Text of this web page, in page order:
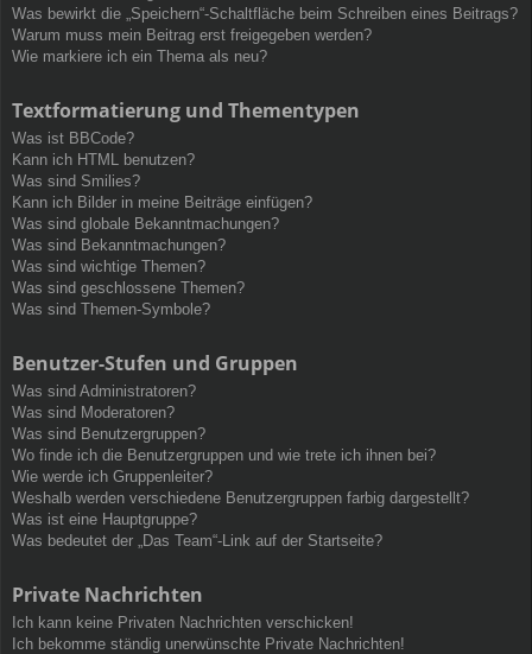
Was bewirkt die „Speichern“-Schaltfläche beim Schreiben eines Beitrags?
Warum muss mein Beitrag erst freigegeben werden?
Wie markiere ich ein Thema als neu?
Textformatierung und Thementypen
Was ist BBCode?
Kann ich HTML benutzen?
Was sind Smilies?
Kann ich Bilder in meine Beiträge einfügen?
Was sind globale Bekanntmachungen?
Was sind Bekanntmachungen?
Was sind wichtige Themen?
Was sind geschlossene Themen?
Was sind Themen-Symbole?
Benutzer-Stufen und Gruppen
Was sind Administratoren?
Was sind Moderatoren?
Was sind Benutzergruppen?
Wo finde ich die Benutzergruppen und wie trete ich ihnen bei?
Wie werde ich Gruppenleiter?
Weshalb werden verschiedene Benutzergruppen farbig dargestellt?
Was ist eine Hauptgruppe?
Was bedeutet der „Das Team“-Link auf der Startseite?
Private Nachrichten
Ich kann keine Privaten Nachrichten verschicken!
Ich bekomme ständig unerwünschte Private Nachrichten!